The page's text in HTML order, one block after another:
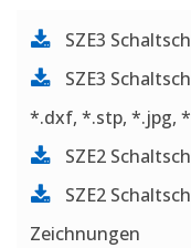
SZE3
SZE3
*.dxf, *.stp, *.jpg,
SZE2
SZE2
Zeichnungen